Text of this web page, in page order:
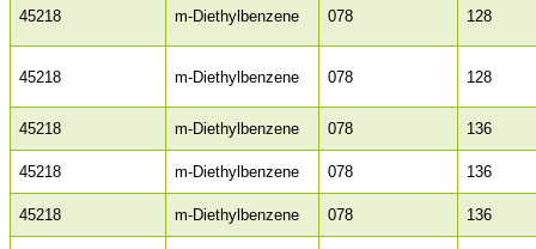
45218 m-Diethylbenzene 078 128
45218 m-Diethylbenzene 078 128
45218 m-Diethylbenzene 078 136
45218 m-Diethylbenzene 078 136
45218 m-Diethylbenzene 078 136